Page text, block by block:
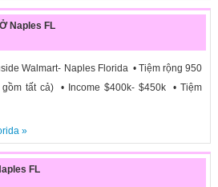
Naples FL
Walmart- Naples Florida • Tiệm rộng 950
tất cả) • Income $400k- $450k • Tiệm
»
FL